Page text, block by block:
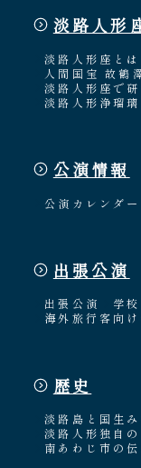
淡路人形
淡路人形座とは
人間国宝 故鶴
淡路人形座で
淡路人形浄瑠
公演情報
公演カレンダー
出張公演
出張公演
学
海外旅行客向
歴史
淡路島と国生
淡路人形独自の
南あわじ市の